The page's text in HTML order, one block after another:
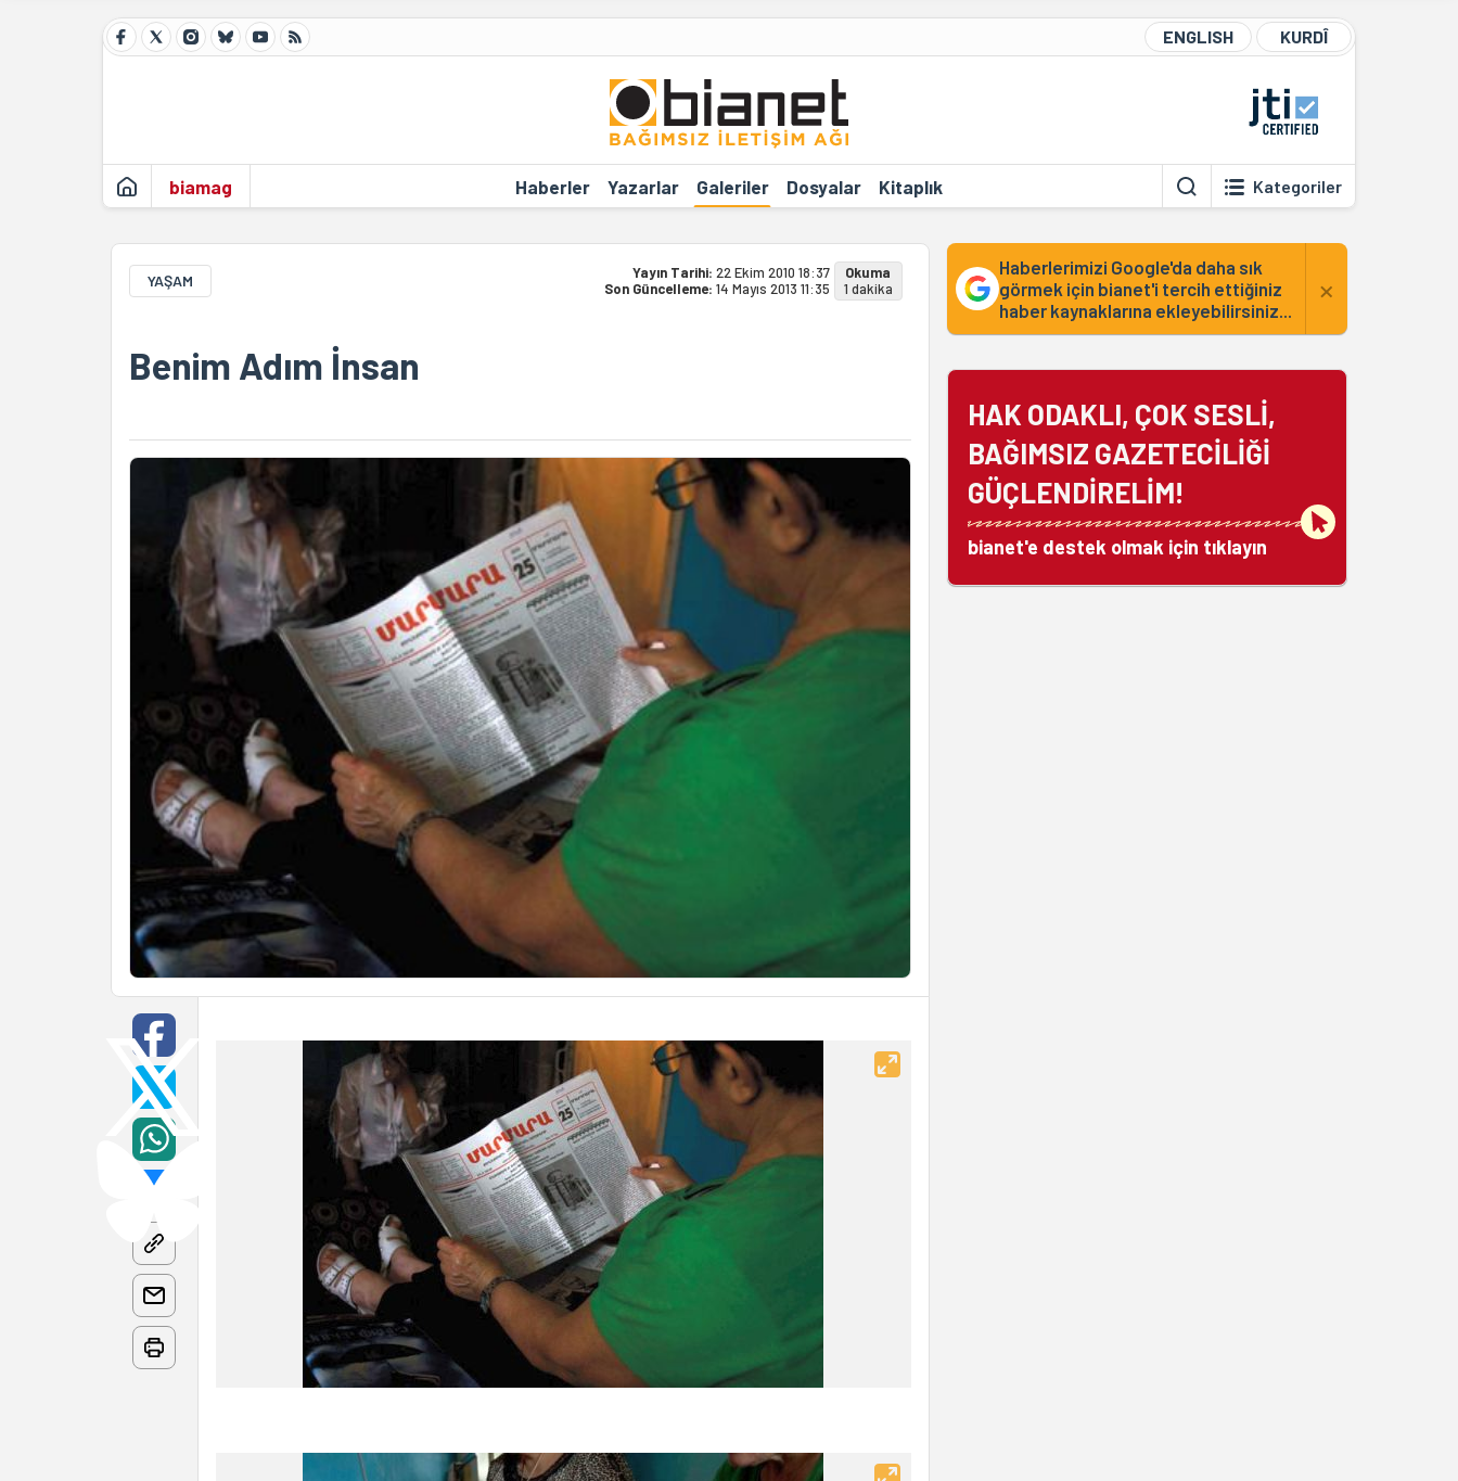
ENGLISH KURDÎ
biamag Haberler Yazarlar Galeriler Dosyalar Kitaplık Kategoriler
YAŞAM Yayın Tarihi: 22 Ekim 2010 18:37
Son Güncelleme: 14 Mayıs 2013 11:35
Okuma
1 dakika
Benim Adım İnsan
Haberlerimizi Google'da daha sık
görmek için bianet'i tercih ettiğiniz
haber kaynaklarına ekleyebilirsiniz...
×
HAK ODAKLI, ÇOK SESLİ,
BAĞIMSIZ GAZETECİLİĞİ
GÜÇLENDİRELİM!
bianet'e destek olmak için tıklayın